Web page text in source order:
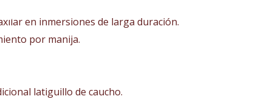
en inmersiones de larga duración.
por manija.
latiguillo de caucho.